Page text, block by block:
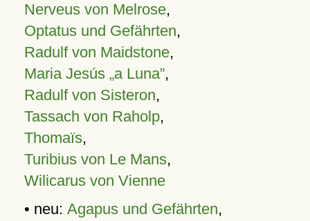
Nerveus von Melrose,
Optatus und Gefährten,
Radulf von Maidstone,
Maria Jesús „a Luna”,
Radulf von Sisteron,
Tassach von Raholp,
Thomaïs,
Turibius von Le Mans,
Wilicarus von Vienne
• neu: Agapus und Gefährten,